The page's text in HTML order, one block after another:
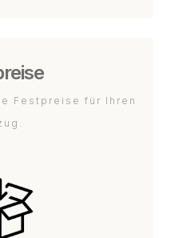
Festpreise für Ihren